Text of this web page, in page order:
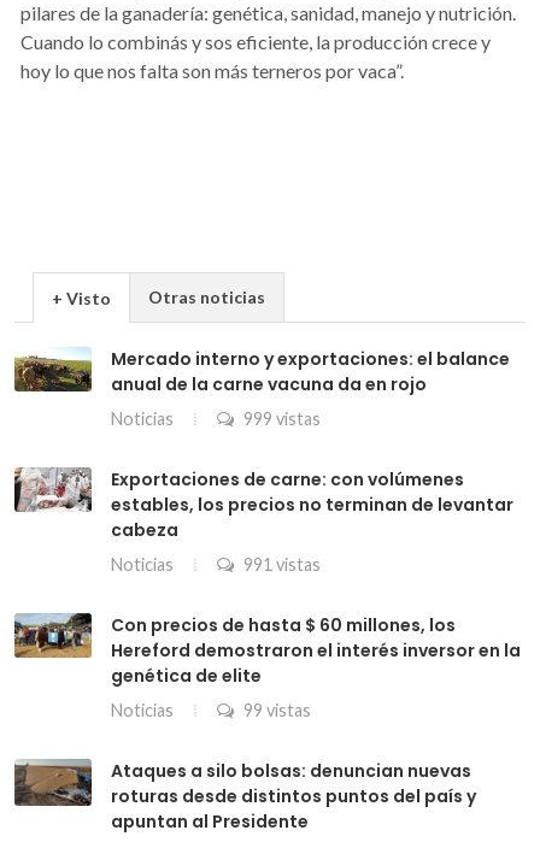
pilares de la ganadería: genética, sanidad, manejo y nutrición.
Cuando lo combinás y sos eficiente, la producción crece y
hoy lo que nos falta son más terneros por vaca”.
+ Visto Otras noticias
Mercado interno y exportaciones: el balance
anual de la carne vacuna da en rojo
Noticias 999 vistas
Exportaciones de carne: con volúmenes
estables, los precios no terminan de levantar
cabeza
Noticias 991 vistas
Con precios de hasta $ 60 millones, los
Hereford demostraron el interés inversor en la
genética de elite
Noticias 99 vistas
Ataques a silo bolsas: denuncian nuevas
roturas desde distintos puntos del país y
apuntan al Presidente